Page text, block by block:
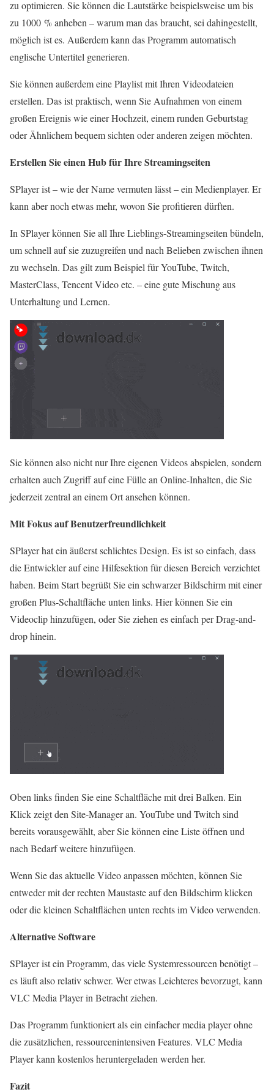
zu optimieren. Sie können die Lautstärke beispielsweise um bis
zu 1000 % anheben – warum man das braucht, sei dahingestellt,
möglich ist es. Außerdem kann das Programm automatisch
englische Untertitel generieren.
Sie können außerdem eine Playlist mit Ihren Videodateien
erstellen. Das ist praktisch, wenn Sie Aufnahmen von einem
großen Ereignis wie einer Hochzeit, einem runden Geburtstag
oder Ähnlichem bequem sichten oder anderen zeigen möchten.
Erstellen Sie einen Hub für Ihre Streamingseiten
SPlayer ist – wie der Name vermuten lässt – ein Medienplayer. Er
kann aber noch etwas mehr, wovon Sie profitieren dürften.
In SPlayer können Sie all Ihre Lieblings-Streamingseiten bündeln,
um schnell auf sie zuzugreifen und nach Belieben zwischen ihnen
zu wechseln. Das gilt zum Beispiel für YouTube, Twitch,
MasterClass, Tencent Video etc. – eine gute Mischung aus
Unterhaltung und Lernen.
Sie können also nicht nur Ihre eigenen Videos abspielen, sondern
erhalten auch Zugriff auf eine Fülle an Online-Inhalten, die Sie
jederzeit zentral an einem Ort ansehen können.
Mit Fokus auf Benutzerfreundlichkeit
SPlayer hat ein äußerst schlichtes Design. Es ist so einfach, dass
die Entwickler auf eine Hilfesektion für diesen Bereich verzichtet
haben. Beim Start begrüßt Sie ein schwarzer Bildschirm mit einer
großen Plus-Schaltfläche unten links. Hier können Sie ein
Videoclip hinzufügen, oder Sie ziehen es einfach per Drag-and-
drop hinein.
Oben links finden Sie eine Schaltfläche mit drei Balken. Ein
Klick zeigt den Site-Manager an. YouTube und Twitch sind
bereits vorausgewählt, aber Sie können eine Liste öffnen und
nach Bedarf weitere hinzufügen.
Wenn Sie das aktuelle Video anpassen möchten, können Sie
entweder mit der rechten Maustaste auf den Bildschirm klicken
oder die kleinen Schaltflächen unten rechts im Video verwenden.
Alternative Software
SPlayer ist ein Programm, das viele Systemressourcen benötigt –
es läuft also relativ schwer. Wer etwas Leichteres bevorzugt, kann
VLC Media Player in Betracht ziehen.
Das Programm funktioniert als ein einfacher media player ohne
die zusätzlichen, ressourcenintensiven Features. VLC Media
Player kann kostenlos heruntergeladen werden her.
Fazit